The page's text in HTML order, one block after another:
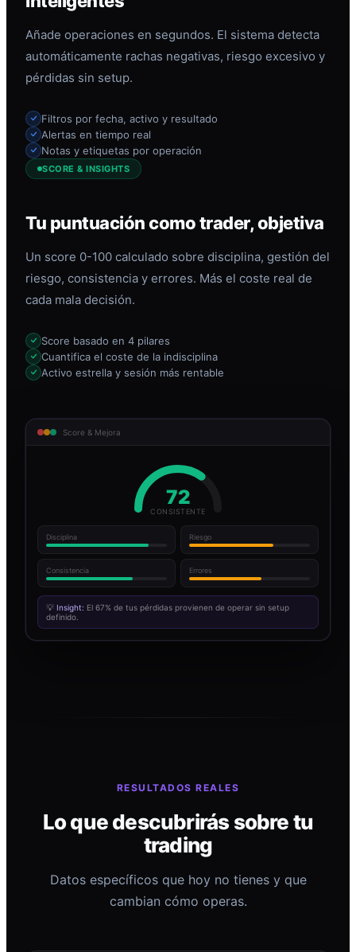
Añade operaciones en segundos. El sistema detecta
automáticamente rachas negativas, riesgo excesivo y
pérdidas sin setup.
Filtros por fecha, activo y resultado
Alertas en tiempo real
Notas y etiquetas por operación
SCORE & INSIGHTS
Tu puntuación como trader, objetiva
Un score 0-100 calculado sobre disciplina, gestión del
riesgo, consistencia y errores. Más el coste real de
cada mala decisión.
Score basado en 4 pilares
Cuantifica el coste de la indisciplina
Activo estrella y sesión más rentable
Score & Mejora
72
CONSISTENTE
Disciplina Riesgo
Consistencia Errores
💡 Insight: El 67% de tus pérdidas provienen de operar sin setup
definido.
RESULTADOS REALES
Lo que descubrirás sobre tu
trading
Datos específicos que hoy no tienes y que
cambian cómo operas.